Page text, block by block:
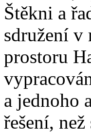
Štěkni a
sdružení v
prostoru
a jednoho
řešení,